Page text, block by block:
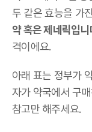
두 같은 효능을 가
약 혹은 제네릭입니
격이에요.
아래 표는 정부가
자가 약국에서 구
참고만 해주세요.